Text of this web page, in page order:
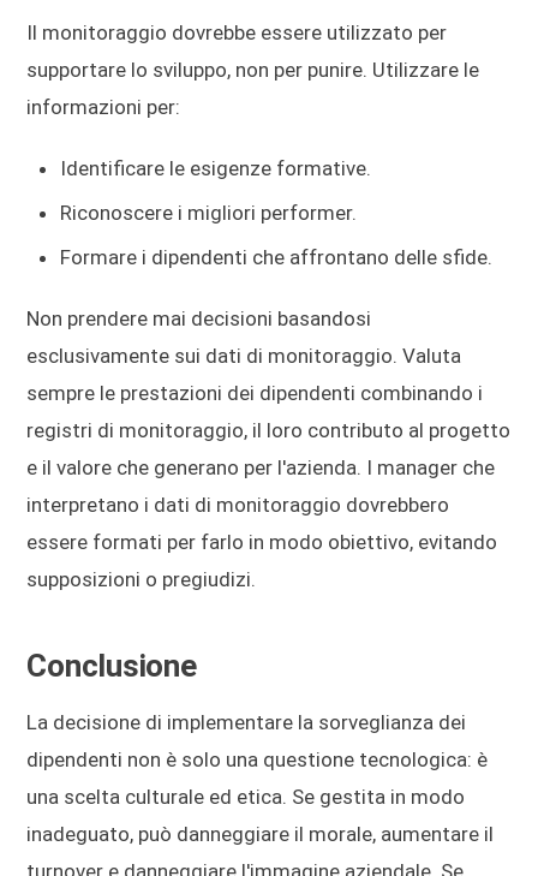
Il monitoraggio dovrebbe essere utilizzato per
supportare lo sviluppo, non per punire. Utilizzare le
informazioni per:
Identificare le esigenze formative.
Riconoscere i migliori performer.
Formare i dipendenti che affrontano delle sfide.
Non prendere mai decisioni basandosi
esclusivamente sui dati di monitoraggio. Valuta
sempre le prestazioni dei dipendenti combinando i
registri di monitoraggio, il loro contributo al progetto
e il valore che generano per l'azienda. I manager che
interpretano i dati di monitoraggio dovrebbero
essere formati per farlo in modo obiettivo, evitando
supposizioni o pregiudizi.
Conclusione
La decisione di implementare la sorveglianza dei
dipendenti non è solo una questione tecnologica: è
una scelta culturale ed etica. Se gestita in modo
inadeguato, può danneggiare il morale, aumentare il
turnover e danneggiare l'immagine aziendale. Se